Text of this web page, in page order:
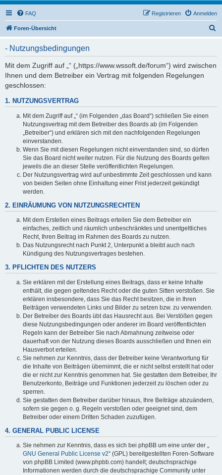
FAQ Anmelden
Registrieren
Foren-Übersicht
- Nutzungsbedingungen
Mit dem Zugriff auf „“ („https://www.wssoft.de/forum“) wird zwischen
Ihnen und dem Betreiber ein Vertrag mit folgenden Regelungen
geschlossen:
1. NUTZUNGSVERTRAG
Mit dem Zugriff auf „“ (im Folgenden „das Board“) schließen Sie einen
Nutzungsvertrag mit dem Betreiber des Boards ab (im Folgenden
„Betreiber“) und erklären sich mit den nachfolgenden Regelungen
einverstanden.
Wenn Sie mit diesen Regelungen nicht einverstanden sind, so dürfen
Sie das Board nicht weiter nutzen. Für die Nutzung des Boards gelten
jeweils die an dieser Stelle veröffentlichten Regelungen.
Der Nutzungsvertrag wird auf unbestimmte Zeit geschlossen und kann
von beiden Seiten ohne Einhaltung einer Frist jederzeit gekündigt
werden.
2. EINRÄUMUNG VON NUTZUNGSRECHTEN
Mit dem Erstellen eines Beitrags erteilen Sie dem Betreiber ein
einfaches, zeitlich und räumlich unbeschränktes und unentgeltliches
Recht, Ihren Beitrag im Rahmen des Boards zu nutzen.
Das Nutzungsrecht nach Punkt 2, Unterpunkt a bleibt auch nach
Kündigung des Nutzungsvertrages bestehen.
3. PFLICHTEN DES NUTZERS
Sie erklären mit der Erstellung eines Beitrags, dass er keine Inhalte
enthält, die gegen geltendes Recht oder die guten Sitten verstoßen. Sie
erklären insbesondere, dass Sie das Recht besitzen, die in Ihren
Beiträgen verwendeten Links und Bilder zu setzen bzw. zu verwenden.
Der Betreiber des Boards übt das Hausrecht aus. Bei Verstößen gegen
diese Nutzungsbedingungen oder anderer im Board veröffentlichten
Regeln kann der Betreiber Sie nach Abmahnung zeitweise oder
dauerhaft von der Nutzung dieses Boards ausschließen und Ihnen ein
Hausverbot erteilen.
Sie nehmen zur Kenntnis, dass der Betreiber keine Verantwortung für
die Inhalte von Beiträgen übernimmt, die er nicht selbst erstellt hat oder
die er nicht zur Kenntnis genommen hat. Sie gestatten dem Betreiber, Ihr
Benutzerkonto, Beiträge und Funktionen jederzeit zu löschen oder zu
sperren.
Sie gestatten dem Betreiber darüber hinaus, Ihre Beiträge abzuändern,
sofern sie gegen o. g. Regeln verstoßen oder geeignet sind, dem
Betreiber oder einem Dritten Schaden zuzufügen.
4. GENERAL PUBLIC LICENSE
Sie nehmen zur Kenntnis, dass es sich bei phpBB um eine unter der „
GNU General Public License v2“ (GPL) bereitgestellten Foren-Software
von phpBB Limited (www.phpbb.com) handelt; deutschsprachige
Informationen werden durch die deutschsprachige Community unter